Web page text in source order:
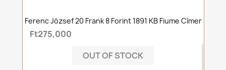
Ferenc József 20 Frank 8 Forint 1891 KB Fiume Címer
Ft275,000
OUT OF STOCK